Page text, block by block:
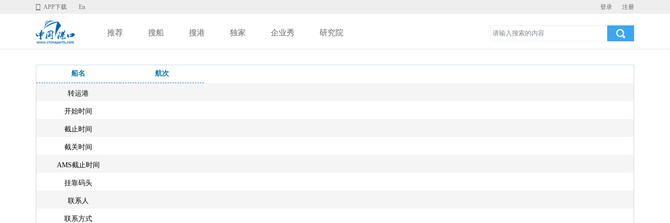
登录 注册
APP下载 En
推荐 搜船 搜港 独家 企业秀 研究院
船名 航次
转运港
开始时间
截止时间
截关时间
AMS截止时间
挂靠码头
联系人
联系方式